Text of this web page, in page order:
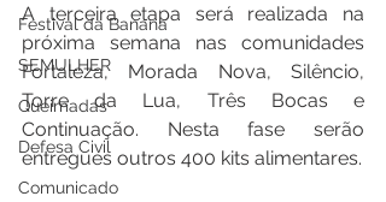
Festival da Banana
SEMULHER
Queimadas
Defesa Civil
Comunicado
A terceira etapa será realizada na
próxima semana nas comunidades
Fortaleza, Morada Nova, Silêncio,
Torre da Lua, Três Bocas e
Continuação. Nesta fase serão
entregues outros 400 kits alimentares.